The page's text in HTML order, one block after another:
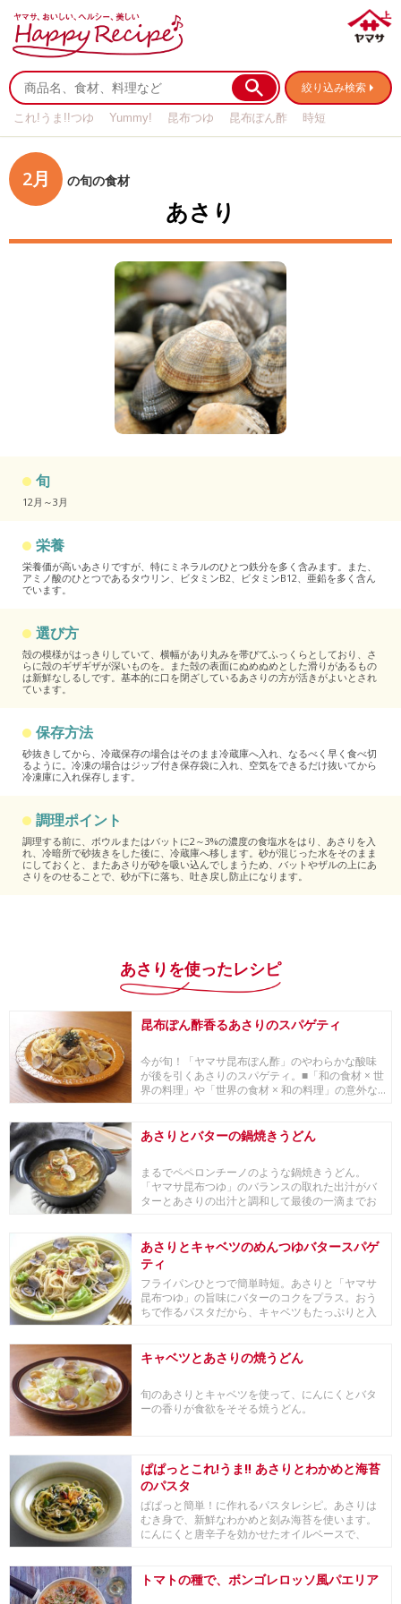
絞り込み検索
これ!うま!!つゆ Yummy! 昆布つゆ 昆布ぽん酢
時短
2月 の旬の食材
あさり
旬
12月～3月
栄養
栄養価が高いあさりですが、特にミネラルのひとつ鉄分を多く含みます。また、
アミノ酸のひとつであるタウリン、ビタミンB2、ビタミンB12、亜鉛を多く含ん
でいます。
選び方
殻の模様がはっきりしていて、横幅があり丸みを帯びてふっくらとしており、さ
らに殻のギザギザが深いものを。また殻の表面にぬめぬめとした滑りがあるもの
は新鮮なしるしです。基本的に口を閉ざしているあさりの方が活きがよいとされ
ています。
保存方法
砂抜きしてから、冷蔵保存の場合はそのまま冷蔵庫へ入れ、なるべく早く食べ切
るように。冷凍の場合はジップ付き保存袋に入れ、空気をできるだけ抜いてから
冷凍庫に入れ保存します。
調理ポイント
調理する前に、ボウルまたはバットに2～3%の濃度の食塩水をはり、あさりを入
れ、冷暗所で砂抜きをした後に、冷蔵庫へ移します。砂が混じった水をそのまま
にしておくと、またあさりが砂を吸い込んでしまうため、バットやザルの上にあ
さりをのせることで、砂が下に落ち、吐き戻し防止になります。
あさりを使ったレシピ
昆布ぽん酢香るあさりのスパゲティ
今が旬！「ヤマサ昆布ぽん酢」のやわらかな酸味
が後を引くあさりのスパゲティ。■「和の食材 × 世
界の料理」や「世界の食材 × 和の料理」の意外な...
あさりとバターの鍋焼きうどん
まるでペペロンチーノのような鍋焼きうどん。
「ヤマサ昆布つゆ」のバランスの取れた出汁がバ
ターとあさりの出汁と調和して最後の一滴までお
あさりとキャベツのめんつゆバタースパゲ
ティ
フライパンひとつで簡単時短。あさりと「ヤマサ
昆布つゆ」の旨味にバターのコクをプラス。おう
ちで作るパスタだから、キャベツもたっぷりと入
キャベツとあさりの焼うどん
旬のあさりとキャベツを使って、にんにくとバタ
ーの香りが食欲をそそる焼うどん。
ぱぱっとこれ!うま‼ あさりとわかめと海苔
のパスタ
ぱぱっと簡単！に作れるパスタレシピ。あさりは
むき身で、新鮮なわかめと刻み海苔を使います。
にんにくと唐辛子を効かせたオイルベースで、
トマトの種で、ボンゴレロッソ風パエリア